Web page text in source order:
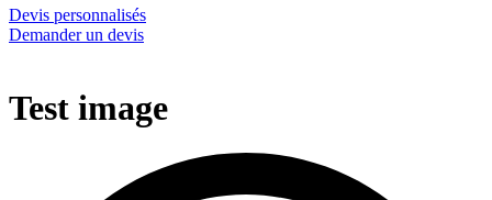
Devis personnalisés
Demander un devis
Test image